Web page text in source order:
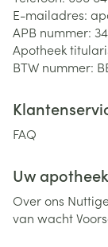
E-mailadres:
APB nummer:
Apotheek
BTW nummer:
FAQ
Uw apotheek
Over ons
van wacht